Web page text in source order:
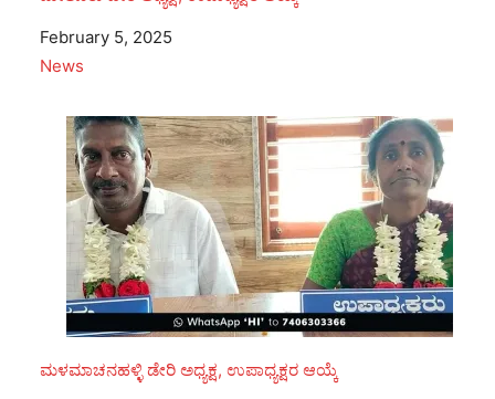
Date
February 5, 2025
In relation to
News
ಮಳಮಾಚನಹಳ್ಳಿ ಡೇರಿ ಅಧ್ಯಕ್ಷ, ಉಪಾಧ್ಯಕ್ಷರ ಆಯ್ಕೆ